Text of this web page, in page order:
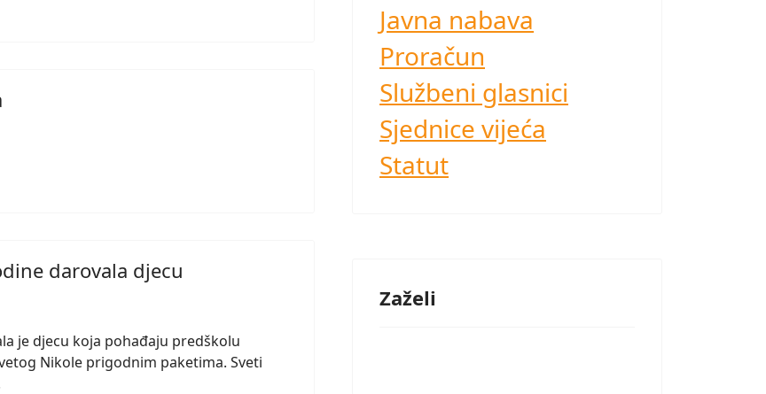
darovala djecu
je djecu koja pohađaju predškolu
Nikole prigodnim paketima. Sveti
Javna nabava
Proračun
Službeni glasnici
Sjednice vijeća
Statut
Zaželi